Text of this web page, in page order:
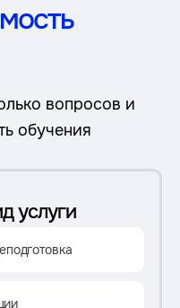
вопросов и
обучения
услуги